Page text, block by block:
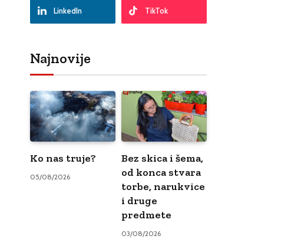
LinkedIn TikTok
Najnovije
Ko nas truje?
05/08/2026
Bez skica i šema,
od konca stvara
torbe, narukvice
i druge
predmete
03/08/2026